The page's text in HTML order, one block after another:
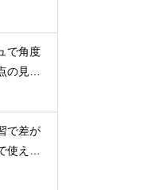
で角度
の見直
で差が
使える